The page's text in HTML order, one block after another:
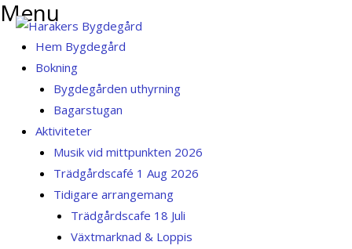
Skip
content
Menu
Hem Bygdegård
Bokning
Bygdegården uthyrning
Bagarstugan
Aktiviteter
Musik vid mittpunkten 2026
Trädgårdscafé 1 Aug 2026
Tidigare arrangemang
Trädgårdscafe 18 Juli
Växtmarknad & Loppis